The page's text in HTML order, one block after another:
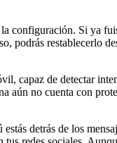
configuración. Si ya
podrás restablecerlo
capaz de detectar
aún no cuenta con
detrás de los